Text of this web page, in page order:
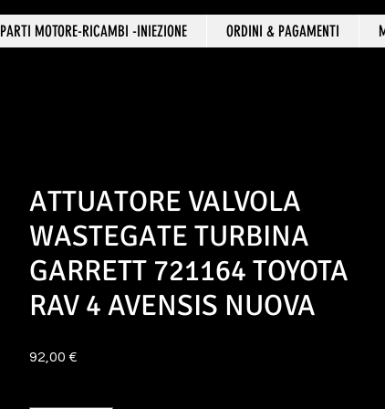
PARTI MOTORE-RICAMBI -INIEZIONE ORDINI & PAGAMENTI
ATTUATORE VALVOLA
WASTEGATE TURBINA
GARRETT 721164 TOYOTA
RAV 4 AVENSIS NUOVA
92,00 €